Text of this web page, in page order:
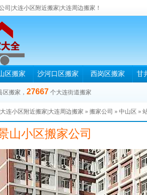
司|大连小区附近搬家|大连周边搬家！
区搬家 沙河口区搬家 西岗区搬家 甘
区搬家， 27667 个大连街道搬家
连小区附近搬家|大连周边搬家 » 搬家公司 » 中山区 »
山小区搬家公司